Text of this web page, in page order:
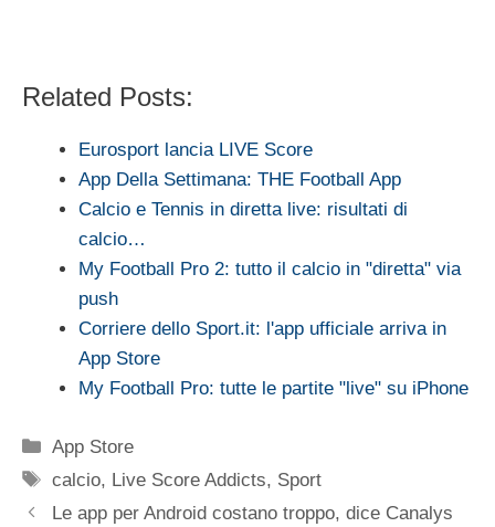
Related Posts:
Eurosport lancia LIVE Score
App Della Settimana: THE Football App
Calcio e Tennis in diretta live: risultati di
calcio…
My Football Pro 2: tutto il calcio in "diretta" via
push
Corriere dello Sport.it: l'app ufficiale arriva in
App Store
My Football Pro: tutte le partite "live" su iPhone
Categorie
App Store
Tag
calcio, Live Score Addicts, Sport
Le app per Android costano troppo, dice Canalys